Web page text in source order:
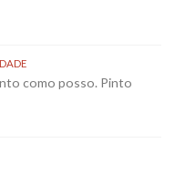
como posso. Pinto